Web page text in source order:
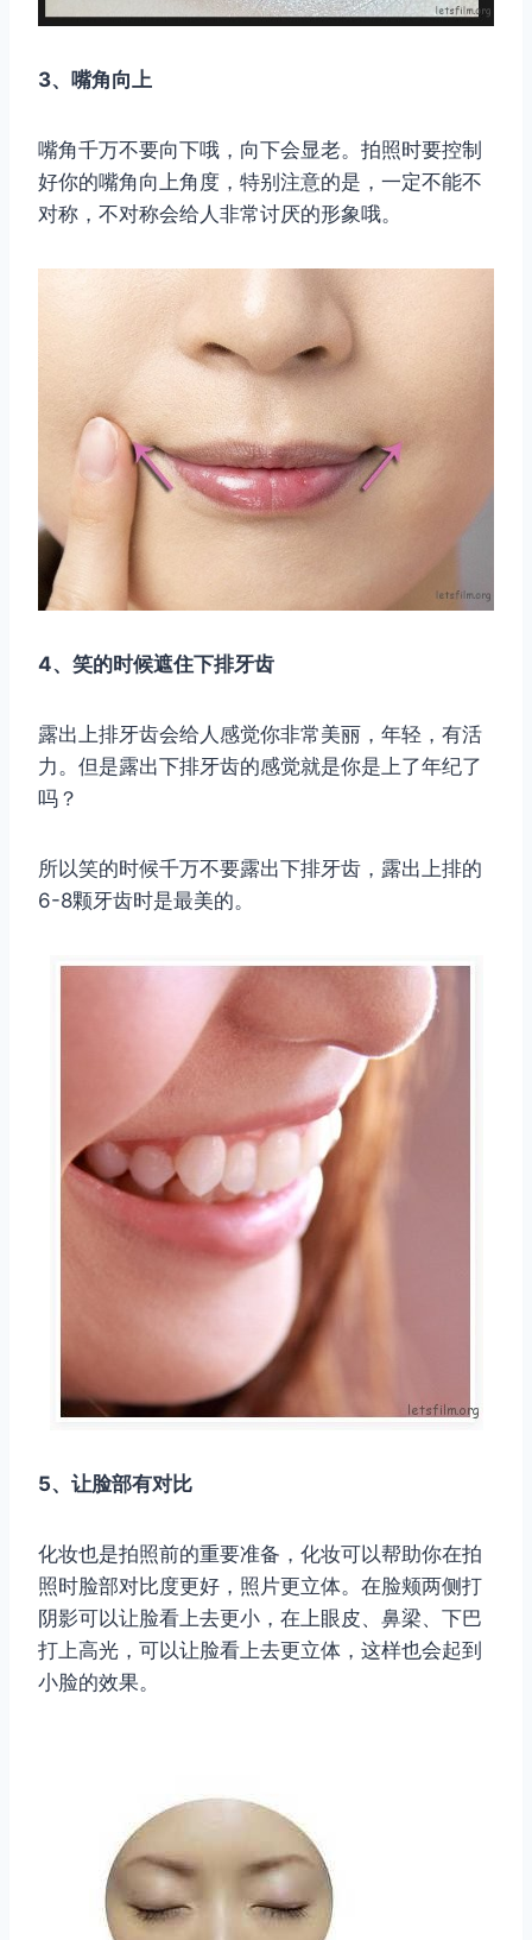
3、嘴角向上
嘴角千万不要向下哦，向下会显老。拍照时要控制
好你的嘴角向上角度，特别注意的是，一定不能不
对称，不对称会给人非常讨厌的形象哦。
4、笑的时候遮住下排牙齿
露出上排牙齿会给人感觉你非常美丽，年轻，有活
力。但是露出下排牙齿的感觉就是你是上了年纪了
吗？
所以笑的时候千万不要露出下排牙齿，露出上排的
6-8颗牙齿时是最美的。
5、让脸部有对比
化妆也是拍照前的重要准备，化妆可以帮助你在拍
照时脸部对比度更好，照片更立体。在脸颊两侧打
阴影可以让脸看上去更小，在上眼皮、鼻梁、下巴
打上高光，可以让脸看上去更立体，这样也会起到
小脸的效果。